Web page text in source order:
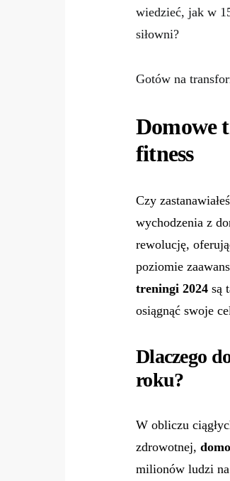
wiedzieć, jak w
siłowni?
Gotów na
Domowe
fitness
Czy
wychodzenia z
rewolucję,
poziomie
treningi 2024 są
osiągnąć swoje
Dlaczego
roku?
W obliczu
zdrowotnej,
milionów ludzi